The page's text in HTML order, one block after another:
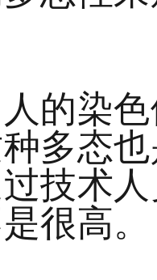
的染
多态
技术
很高。